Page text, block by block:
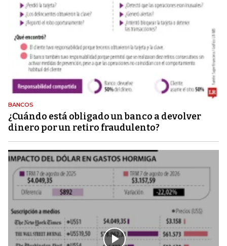
BANCOS
¿Cuándo está obligado un banco a devolver
dinero por un retiro fraudulento?